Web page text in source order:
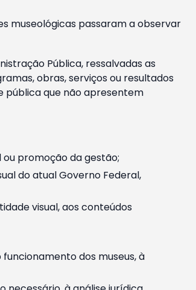
museológicas passaram a observar
Pública, ressalvadas as
obras, serviços ou resultados
pública que não apresentem
promoção da gestão;
do atual Governo Federal,
visual, aos conteúdos
dos museus, à